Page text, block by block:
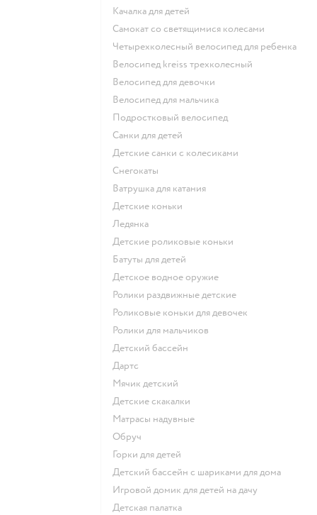
Качалка для детей
Самокат со светящимися колесами
Четырехколесный велосипед для ребенка
Велосипед kreiss трехколесный
Велосипед для девочки
Велосипед для мальчика
Подростковый велосипед
Санки для детей
Детские санки с колесиками
Снегокаты
Ватрушка для катания
Детские коньки
Ледянка
Детские роликовые коньки
Батуты для детей
Детское водное оружие
Ролики раздвижные детские
Роликовые коньки для девочек
Ролики для мальчиков
Детский бассейн
Дартс
Мячик детский
Детские скакалки
Матрасы надувные
Обруч
Горки для детей
Детский бассейн с шариками для дома
Игровой домик для детей на дачу
Детская палатка